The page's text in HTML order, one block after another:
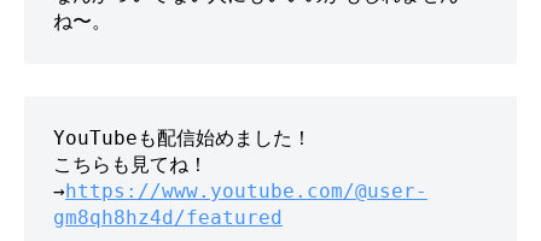
YouTubeも配信始めました！
こちらも見てね！
→https://www.youtube.com/@user-
gm8qh8hz4d/featured